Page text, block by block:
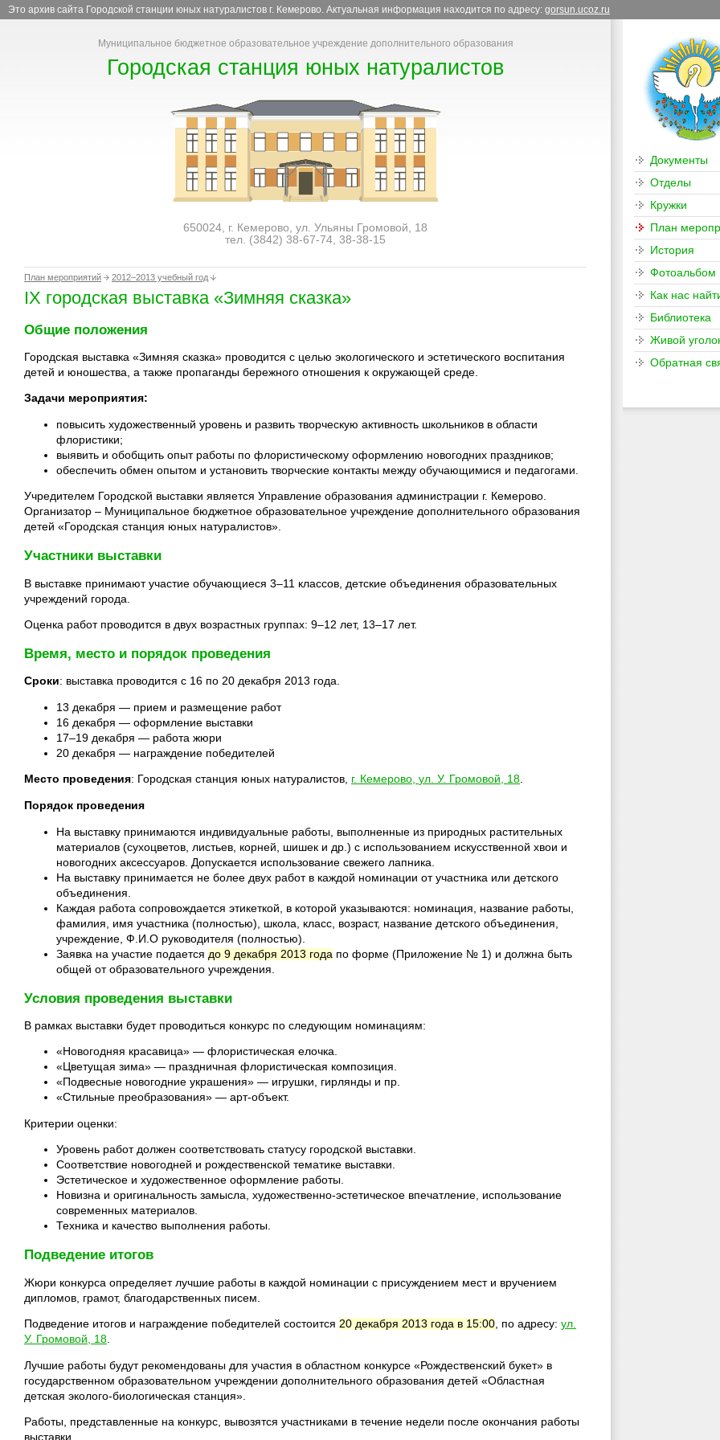
Это архив сайта Городской станции юных натуралистов г. Кемерово. Актуальная информация находится по адресу: gorsun.ucoz.ru
Муниципальное бюджетное образовательное учреждение дополнительного образования
Городская станция юных натуралистов
650024, г. Кемерово, ул. Ульяны Громовой, 18
тел. (3842) 38-67-74, 38-38-15
План мероприятий 2012–2013 учебный год
IX городская выставка «Зимняя сказка»
Общие положения
Городская выставка «Зимняя сказка» проводится с целью экологического и эстетического воспитания
детей и юношества, а также пропаганды бережного отношения к окружающей среде.
Задачи мероприятия:
повысить художественный уровень и развить творческую активность школьников в области
флористики;
выявить и обобщить опыт работы по флористическому оформлению новогодних праздников;
обеспечить обмен опытом и установить творческие контакты между обучающимися и педагогами.
Учредителем Городской выставки является Управление образования администрации г. Кемерово.
Организатор – Муниципальное бюджетное образовательное учреждение дополнительного образования
детей «Городская станция юных натуралистов».
Участники выставки
В выставке принимают участие обучающиеся 3–11 классов, детские объединения образовательных
учреждений города.
Оценка работ проводится в двух возрастных группах: 9–12 лет, 13–17 лет.
Время, место и порядок проведения
Сроки: выставка проводится с 16 по 20 декабря 2013 года.
13 декабря — прием и размещение работ
16 декабря — оформление выставки
17–19 декабря — работа жюри
20 декабря — награждение победителей
Место проведения: Городская станция юных натуралистов, г. Кемерово, ул. У. Громовой, 18.
Порядок проведения
На выставку принимаются индивидуальные работы, выполненные из природных растительных
материалов (сухоцветов, листьев, корней, шишек и др.) с использованием искусственной хвои и
новогодних аксессуаров. Допускается использование свежего лапника.
На выставку принимается не более двух работ в каждой номинации от участника или детского
объединения.
Каждая работа сопровождается этикеткой, в которой указываются: номинация, название работы,
фамилия, имя участника (полностью), школа, класс, возраст, название детского объединения,
учреждение, Ф.И.О руководителя (полностью).
Заявка на участие подается до 9 декабря 2013 года по форме (Приложение № 1) и должна быть
общей от образовательного учреждения.
Условия проведения выставки
В рамках выставки будет проводиться конкурс по следующим номинациям:
«Новогодняя красавица» — флористическая елочка.
«Цветущая зима» — праздничная флористическая композиция.
«Подвесные новогодние украшения» — игрушки, гирлянды и пр.
«Стильные преобразования» — арт-объект.
Критерии оценки:
Уровень работ должен соответствовать статусу городской выставки.
Соответствие новогодней и рождественской тематике выставки.
Эстетическое и художественное оформление работы.
Новизна и оригинальность замысла, художественно-эстетическое впечатление, использование
современных материалов.
Техника и качество выполнения работы.
Подведение итогов
Жюри конкурса определяет лучшие работы в каждой номинации с присуждением мест и вручением
дипломов, грамот, благодарственных писем.
Подведение итогов и награждение победителей состоится 20 декабря 2013 года в 15:00, по адресу: ул.
У. Громовой, 18.
Лучшие работы будут рекомендованы для участия в областном конкурсе «Рождественский букет» в
государственном образовательном учреждении дополнительного образования детей «Областная
детская эколого-биологическая станция».
Работы, представленные на конкурс, вывозятся участниками в течение недели после окончания работы
выставки.
Документы
Отделы
Кружки
План
История
Фотоальбом
Как нас
Библиотека
Живой
Обратная